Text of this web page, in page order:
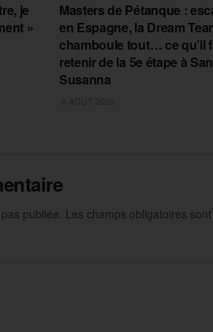
je
»
Masters de Pétanque :
en Espagne, la Dream
chamboule tout… ce qu’il
retenir de la 5e étape à
Susanna
publiée. Les champs obligatoires